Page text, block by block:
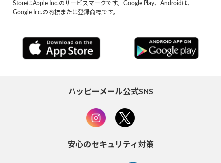
StoreはApple Inc.のサービスマークです。Google Play、Androidは、
Google Inc.の商標または登録商標です。
ハッピーメール公式SNS
安心のセキュリティ対策